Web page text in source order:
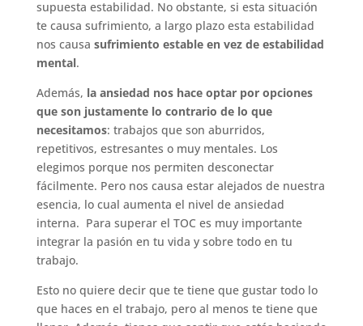
supuesta estabilidad. No obstante, si esta situación
te causa sufrimiento, a largo plazo esta estabilidad
nos causa sufrimiento estable en vez de estabilidad
mental.
Además, la ansiedad nos hace optar por opciones
que son justamente lo contrario de lo que
necesitamos: trabajos que son aburridos,
repetitivos, estresantes o muy mentales. Los
elegimos porque nos permiten desconectar
fácilmente. Pero nos causa estar alejados de nuestra
esencia, lo cual aumenta el nivel de ansiedad
interna. Para superar el TOC es muy importante
integrar la pasión en tu vida y sobre todo en tu
trabajo.
Esto no quiere decir que te tiene que gustar todo lo
que haces en el trabajo, pero al menos te tiene que